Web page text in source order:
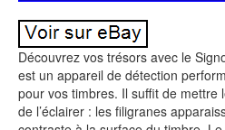
Découvrez vos trésors avec le
est un appareil de détection
pour vos timbres. Il suffit de mettre
de l’éclairer : les filigranes